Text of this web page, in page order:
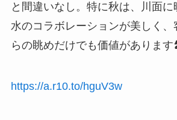
と間違いなし。特に秋は、川面
水のコラボレーションが美しく
らの眺めだけでも価値がありま
https://a.r10.to/hguV3w